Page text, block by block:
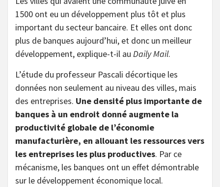
1500 ont eu un développement plus tôt et plus
important du secteur bancaire. Et elles ont donc
plus de banques aujourd’hui, et donc un meilleur
développement, explique-t-il au Daily Mail.
L’étude du professeur Pascali décortique les
données non seulement au niveau des villes, mais
des entreprises. Une densité plus importante de
banques à un endroit donné augmente la
productivité globale de l’économie
manufacturière, en allouant les ressources vers
les entreprises les plus productives. Par ce
mécanisme, les banques ont un effet démontrable
sur le développement économique local.